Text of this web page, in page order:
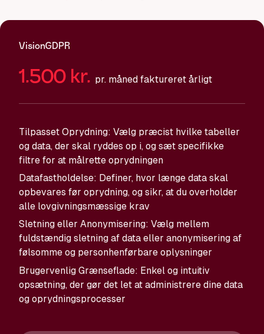
VisionGDPR
1.500 kr. pr. måned faktureret årligt
Tilpasset Oprydning: Vælg præcist hvilke tabeller
og data, der skal ryddes op i, og sæt specifikke
filtre for at målrette oprydningen
Datafastholdelse: Definer, hvor længe data skal
opbevares før oprydning, og sikr, at du overholder
alle lovgivningsmæssige krav
Sletning eller Anonymisering: Vælg mellem
fuldstændig sletning af data eller anonymisering af
følsomme og personhenførbare oplysninger
Brugervenlig Grænseflade: Enkel og intuitiv
opsætning, der gør det let at administrere dine data
og oprydningsprocesser